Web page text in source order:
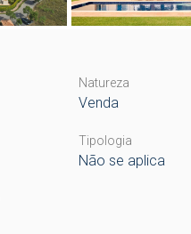
Natureza
Venda
Tipologia
Não se aplica